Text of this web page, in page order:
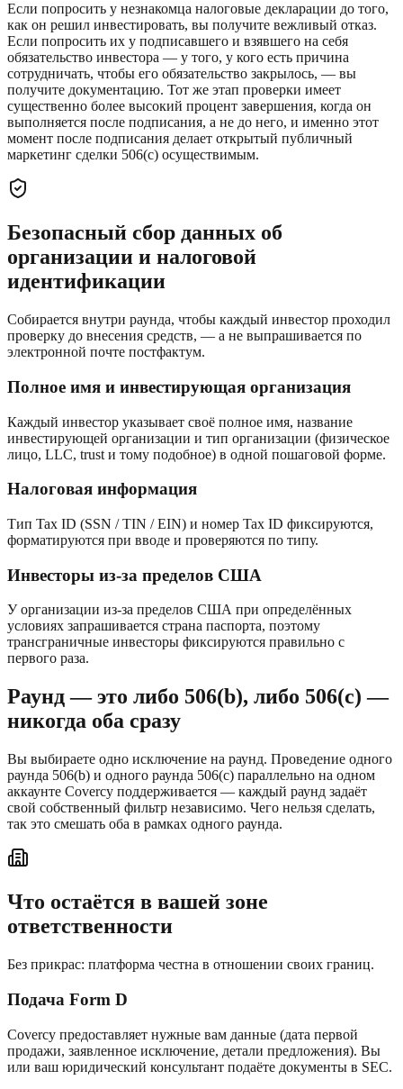
Если попросить у незнакомца налоговые декларации до того,
как он решил инвестировать, вы получите вежливый отказ.
Если попросить их у подписавшего и взявшего на себя
обязательство инвестора — у того, у кого есть причина
сотрудничать, чтобы его обязательство закрылось, — вы
получите документацию. Тот же этап проверки имеет
существенно более высокий процент завершения, когда он
выполняется после подписания, а не до него, и именно этот
момент после подписания делает открытый публичный
маркетинг сделки 506(c) осуществимым.
Безопасный сбор данных об
организации и налоговой
идентификации
Собирается внутри раунда, чтобы каждый инвестор проходил
проверку до внесения средств, — а не выпрашивается по
электронной почте постфактум.
Полное имя и инвестирующая организация
Каждый инвестор указывает своё полное имя, название
инвестирующей организации и тип организации (физическое
лицо, LLC, trust и тому подобное) в одной пошаговой форме.
Налоговая информация
Тип Tax ID (SSN / TIN / EIN) и номер Tax ID фиксируются,
форматируются при вводе и проверяются по типу.
Инвесторы из-за пределов США
У организации из-за пределов США при определённых
условиях запрашивается страна паспорта, поэтому
трансграничные инвесторы фиксируются правильно с
первого раза.
Раунд — это либо 506(b), либо 506(c) —
никогда оба сразу
Вы выбираете одно исключение на раунд. Проведение одного
раунда 506(b) и одного раунда 506(c) параллельно на одном
аккаунте Covercy поддерживается — каждый раунд задаёт
свой собственный фильтр независимо. Чего нельзя сделать,
так это смешать оба в рамках одного раунда.
Что остаётся в вашей зоне
ответственности
Без прикрас: платформа честна в отношении своих границ.
Подача Form D
Covercy предоставляет нужные вам данные (дата первой
продажи, заявленное исключение, детали предложения). Вы
или ваш юридический консультант подаёте документы в SEC.